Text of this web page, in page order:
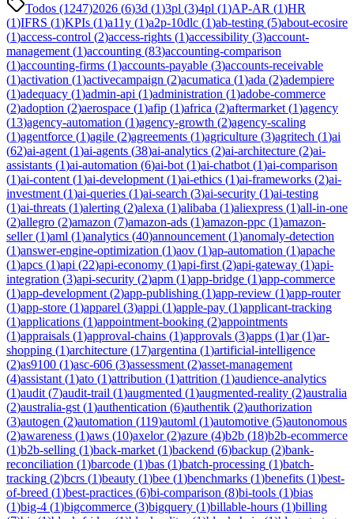
Todos (1247)2026 (6)3d (1)3pl (3)4pl (1)AP-AR (1)HR
(1)IFRS (1)KPIs (1)a11y (1)a2p-10dlc (1)ab-testing (5)about-ecosire
(1)access-control (2)access-rights (1)accessibility (3)account-
management (1)accounting (83)accounting-comparison
(1)accounting-firms (1)accounts-payable (3)accounts-receivable
(1)activation (1)activecampaign (2)acumatica (1)ada (2)adempiere
(1)adequacy (1)admin-api (1)administration (1)adobe-commerce
(2)adoption (2)aerospace (1)afip (1)africa (2)aftermarket (1)agency
(13)agency-automation (1)agency-growth (2)agency-scaling
(1)agentforce (1)agile (2)agreements (1)agriculture (3)agritech (1)ai
(62)ai-agent (1)ai-agents (38)ai-analytics (2)ai-architecture (2)ai-
assistants (1)ai-automation (6)ai-bot (1)ai-chatbot (1)ai-comparison
(1)ai-content (1)ai-development (1)ai-ethics (1)ai-frameworks (2)ai-
investment (1)ai-queries (1)ai-search (3)ai-security (1)ai-testing
(1)ai-threats (1)alerting (2)alexa (1)alibaba (1)aliexpress (1)all-in-one
(2)allegro (2)amazon (7)amazon-ads (1)amazon-ppc (1)amazon-
seller(1)aml (1)analytics (40)announcement (1)anomaly-detection
(1)answer-engine-optimization (1)aov (1)ap-automation (1)apache
(1)apcs (1)api (22)api-economy (1)api-first (2)api-gateway (1)api-
integration (3)api-security (2)apm (1)app-bridge (1)app-commerce
(1)app-development (2)app-publishing (1)app-review (1)app-router
(1)app-store (1)apparel (3)appi (1)apple-pay (1)applicant-tracking
(1)applications (1)appointment-booking (2)appointments
(1)appraisals (1)approval-chains (1)approvals (3)apps (1)ar(1)ar-
shopping (1)architecture (17)argentina (1)artificial-intelligence
(2)as9100 (1)asc-606 (3)assessment (2)asset-management
(4)assistant (1)ato (1)attribution (1)attrition (1)audience-analytics
(1)audit (7)audit-trail (1)augmented (1)augmented-reality (2)australia
(2)australia-gst (1)authentication (6)authentik (2)authorization
(3)autogen (2)automation (119)automl (1)automotive (5)autonomous
(2)awareness (1)aws (10)axelor(2)azure (4)b2b (18)b2b-ecommerce
(1)b2b-selling (1)back-market (1)backend (6)backup (2)bank-
reconciliation (1)barcode (1)bas (1)batch-processing (1)batch-
tracking (2)bcrs (1)beauty (1)bee (1)benchmarks (1)benefits (1)best-
of-breed (1)best-practices (6)bi-comparison (8)bi-tools (1)bias
(1)big-4 (1)bigcommerce (3)bigquery (1)billable-hours (1)billing